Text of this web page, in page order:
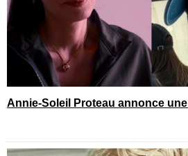
Annie-Soleil Proteau annonce